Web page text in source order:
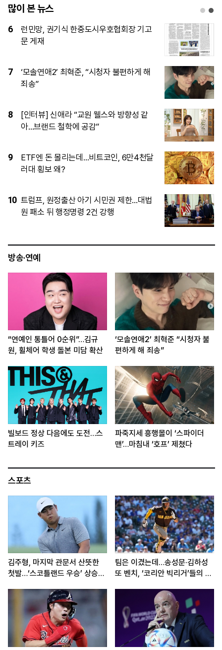
많이 본 뉴스
1
[단독]15사단 ‘투표권 미보장’…초급간부
들이 질책 두려워 ‘자체누락’
2
국내 범죄·수사정보 손에 쥔 행안부…‘대검
범죄정보’ 중수청 승계
3
미 하원 공화당, 한국 정통망법 집행 브리
핑 요구…쿠팡 이어 디지털 규제 압박
4
[체험기] 삼성 비스포크 로봇청소기…‘청
소로부터의 자유’ 얼마나 가능할까
5
LG AI 파운데이션 모델 ‘엑사원’, 美·中 제
치고 세계 최고 성능 입증
방송·연예
“연예인 통틀어 0순위”…김규
원, 휠체어 학생 돌본 미담 확산
‘모솔연애2’ 최혁준 “시청자 불
편하게 해 죄송”
빌보드 정상 다음에도 도전…스
트레이 키즈
파죽지세 흥행몰이 ‘스파이더
맨’…마침내 ‘호프’ 제쳤다
스포츠
김주형, 마지막 관문서 산뜻한
첫발…‘스코틀랜드 우승’ 상승세
팀은 이겼는데…송성문·김하성
또 벤치, ‘코리안 빅리거’들의 고